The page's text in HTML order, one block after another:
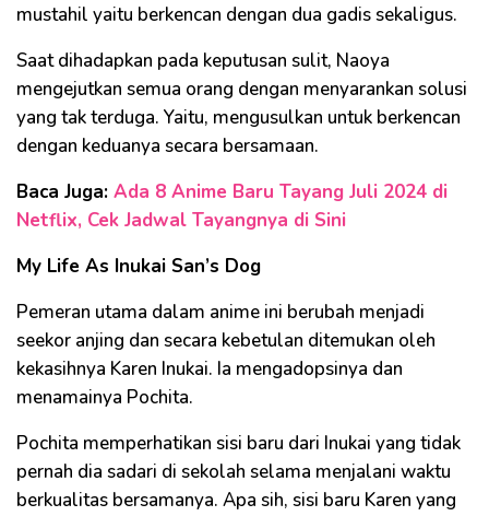
mustahil yaitu berkencan dengan dua gadis sekaligus.
Saat dihadapkan pada keputusan sulit, Naoya
mengejutkan semua orang dengan menyarankan solusi
yang tak terduga. Yaitu, mengusulkan untuk berkencan
dengan keduanya secara bersamaan.
Baca Juga: Ada 8 Anime Baru Tayang Juli 2024 di
Netflix, Cek Jadwal Tayangnya di Sini
My Life As Inukai San’s Dog
Pemeran utama dalam anime ini berubah menjadi
seekor anjing dan secara kebetulan ditemukan oleh
kekasihnya Karen Inukai. Ia mengadopsinya dan
menamainya Pochita.
Pochita memperhatikan sisi baru dari Inukai yang tidak
pernah dia sadari di sekolah selama menjalani waktu
berkualitas bersamanya. Apa sih, sisi baru Karen yang